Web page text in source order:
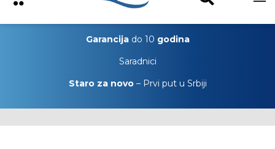
Garancijado 10 godina
Saradnici
Staro za novo– Prvi put u Srbiji